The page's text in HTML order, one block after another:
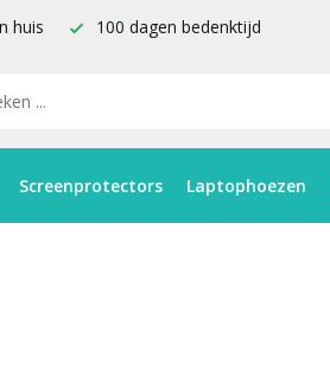
huis 100 dagen bedenktijd
Screenprotectors Laptophoezen